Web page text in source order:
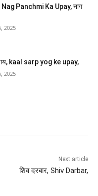
Nag Panchmi Ka Upay, नाग
2025
kaal sarp yog ke upay,
2025
Next article
शिव दरबार, Shiv Darbar,